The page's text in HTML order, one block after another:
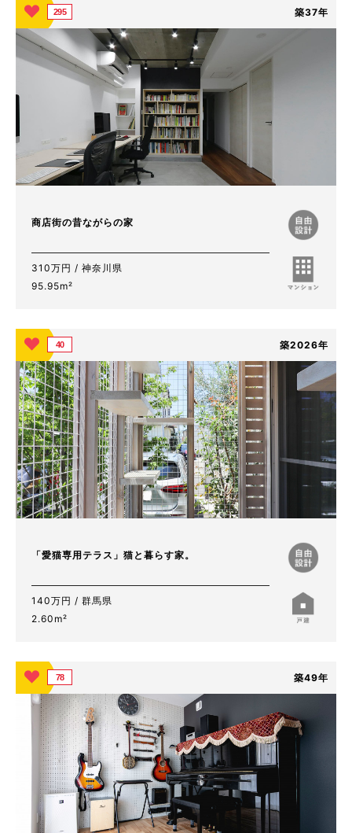
295 築37年
商店街の昔ながらの家
310万円 / 神奈川県
95.95m²
40 築2026年
「愛猫専用テラス」猫と暮らす家。
140万円 / 群馬県
2.60m²
78 築49年